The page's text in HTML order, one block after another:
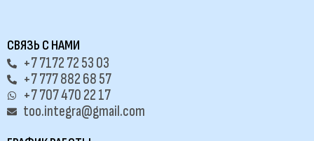
СВЯЗЬ С НАМИ
+7 7172 72 53 03
+7 777 882 68 57
+7 707 470 22 17
too.integra@gmail.com